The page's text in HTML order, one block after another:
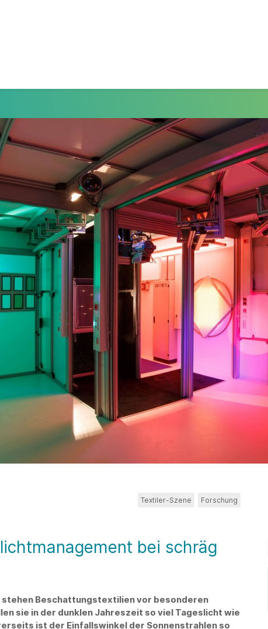
Textiler-Szene Forschung
bei schräg
stehen Beschattungstextilien vor besonderen
sie in der dunklen Jahreszeit so viel Tageslicht wie
ist der Einfallswinkel der Sonnenstrahlen so